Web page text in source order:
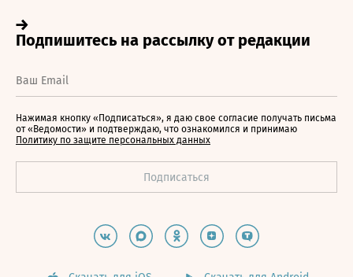
Нажимая кнопку «Подписаться», я даю свое согласие получать письма
от «Ведомости» и подтверждаю, что ознакомился и принимаю
Политику по защите персональных данных